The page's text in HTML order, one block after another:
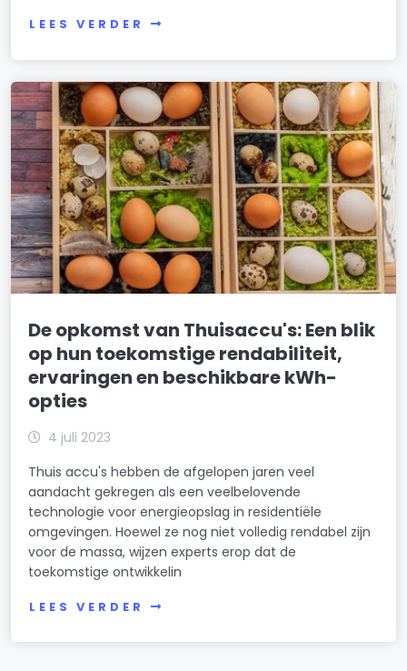
LEES VERDER
De opkomst van Thuisaccu's: Een blik
op hun toekomstige rendabiliteit,
ervaringen en beschikbare kWh-
opties
4 juli 2023
Thuis accu's hebben de afgelopen jaren veel
aandacht gekregen als een veelbelovende
technologie voor energieopslag in residentiële
omgevingen. Hoewel ze nog niet volledig rendabel zijn
voor de massa, wijzen experts erop dat de
toekomstige ontwikkelin
LEES VERDER